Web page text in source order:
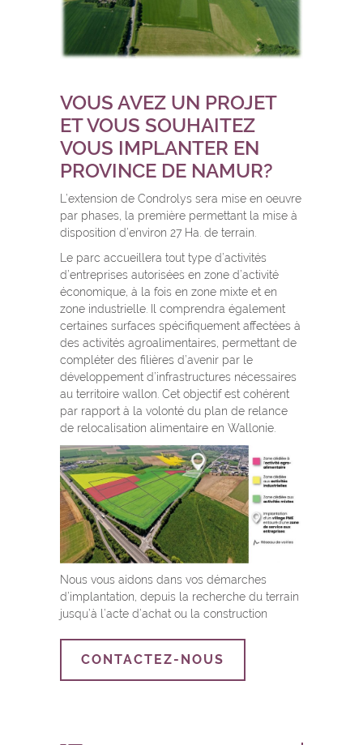
VOUS AVEZ UN PROJET
ET VOUS SOUHAITEZ
VOUS IMPLANTER EN
PROVINCE DE NAMUR?
L’extension de Condrolys sera mise en oeuvre
par phases, la première permettant la mise à
disposition d’environ 27 Ha. de terrain.
Le parc accueillera tout type d’activités
d’entreprises autorisées en zone d’activité
économique, à la fois en zone mixte et en
zone industrielle. Il comprendra également
certaines surfaces spécifiquement affectées à
des activités agroalimentaires, permettant de
compléter des filières d’avenir par le
développement d’infrastructures nécessaires
au territoire wallon. Cet objectif est cohérent
par rapport à la volonté du plan de relance
de relocalisation alimentaire en Wallonie.
Nous vous aidons dans vos démarches
d’implantation, depuis la recherche du terrain
jusqu’à l’acte d’achat ou la construction
CONTACTEZ-NOUS